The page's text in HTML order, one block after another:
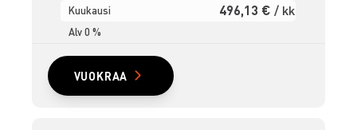
Kuukausi 496,13 € / kk
Alv 0 %
VUOKRAA